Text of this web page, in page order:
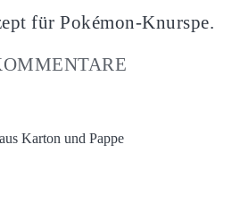
für Pokémon-Knurspe.